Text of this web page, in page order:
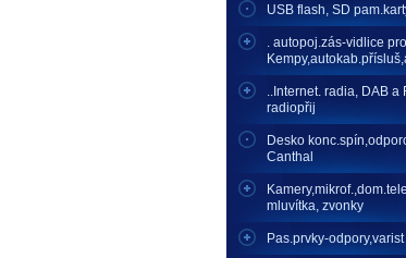
USB flash, SD
. autopoj.zás-vidlice pro
..Internet. radia, DAB a
radiopřij
Desko
Canthal
mluvítka, zvonky
Pas.prvky-odpory,varist